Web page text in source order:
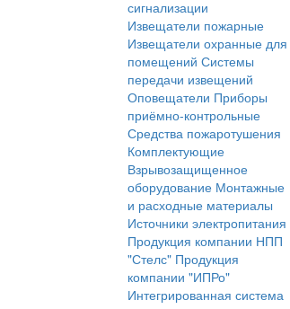
сигнализации
Извещатели пожарные
Извещатели охранные для
помещений Системы
передачи извещений
Оповещатели Приборы
приёмно-контрольные
Средства пожаротушения
Комплектующие
Взрывозащищенное
оборудование Монтажные
и расходные материалы
Источники электропитания
Продукция компании НПП
"Стелс" Продукция
компании "ИПРо"
Интегрированная система